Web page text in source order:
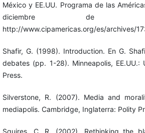
México y EE.UU. Programa de las
diciembre de
http://www.cipamericas.org/es/archives/
Shafir, G. (1998). Introduction. En G.
debates (pp. 1-28). Minneapolis, EE.UU.:
Press.
Silverstone, R. (2007). Media and
mediapolis. Cambridge, Inglaterra: Polity
Squires, C. R. (2002). Rethinking the